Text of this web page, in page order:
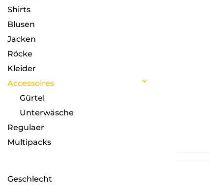
Shirts
Blusen
Jacken
Röcke
Kleider
Accessoires
Gürtel
Unterwäsche
Regulaer
Multipacks
Geschlecht